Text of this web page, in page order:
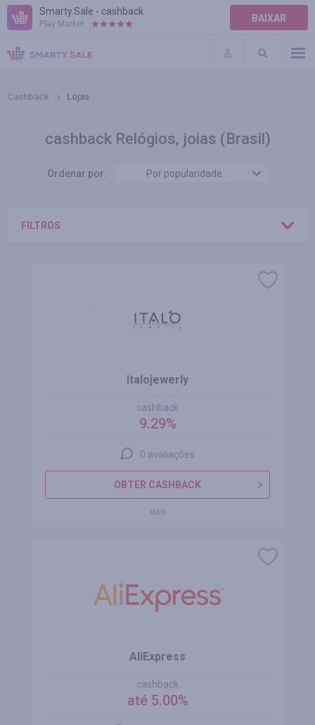
Smarty.Sale - cashback
Play Market: BAIXAR
AJUDA
TERMOS DE USO
Cashback Lojas
cashback Relógios, joias (Brasil)
Ordenar por: Por popularidade
FILTROS
Italojewerly
cashback
9.29%
0 avaliações
OBTER CASHBACK
MAIS
AliExpress
cashback
até 5.00%